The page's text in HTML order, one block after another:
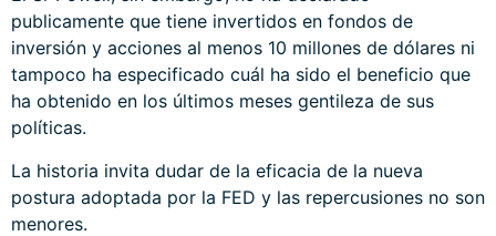
publicamente que tiene invertidos en fondos de
inversión y acciones al menos 10 millones de dólares ni
tampoco ha especificado cuál ha sido el beneficio que
ha obtenido en los últimos meses gentileza de sus
políticas.
La historia invita dudar de la eficacia de la nueva
postura adoptada por la FED y las repercusiones no son
menores.